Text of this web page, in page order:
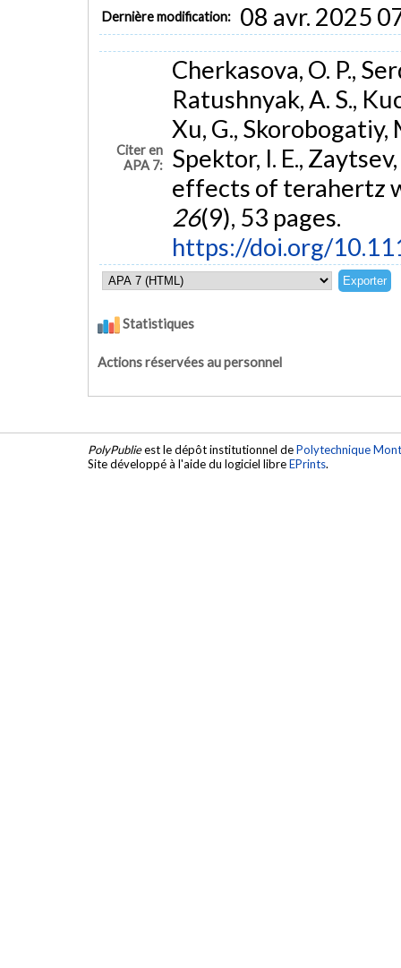
Dernière modification: 08 avr. 2025
Citer en
APA 7:
Cherkasova, O. P.,
Ratushnyak, A. S.,
Xu, G., Skorobogatiy,
Spektor, I. E.,
effects of terahertz
26(9), 53 pages.
https://doi.org/
Statistiques
Actions réservées au personnel
PolyPublieest le dépôt institutionnel dePolytechnique
Site développé à l'aide du logiciel libreEPrints.